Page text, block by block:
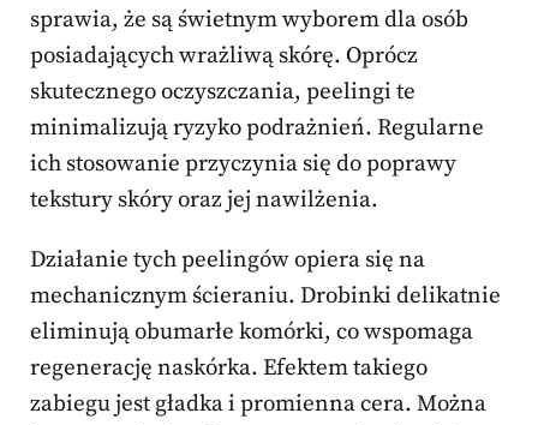
sprawia, że są świetnym wyborem dla osób
posiadających wrażliwą skórę. Oprócz
skutecznego oczyszczania, peelingi te
minimalizują ryzyko podrażnień. Regularne
ich stosowanie przyczynia się do poprawy
tekstury skóry oraz jej nawilżenia.
Działanie tych peelingów opiera się na
mechanicznym ścieraniu. Drobinki delikatnie
eliminują obumarłe komórki, co wspomaga
regenerację naskórka. Efektem takiego
zabiegu jest gładka i promienna cera. Można